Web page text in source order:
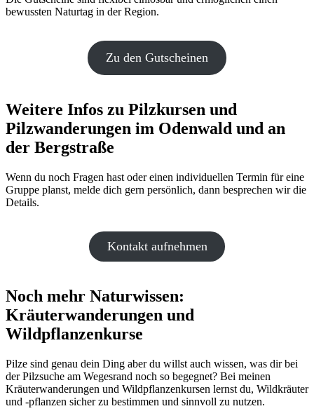
bewussten Naturtag in der Region.
Zu den Gutscheinen
Weitere Infos zu Pilzkursen und
Pilzwanderungen im Odenwald und an
der Bergstraße
Wenn du noch Fragen hast oder einen individuellen Termin für eine
Gruppe planst, melde dich gern persönlich, dann besprechen wir die
Details.
Kontakt aufnehmen
Noch mehr Naturwissen:
Kräuterwanderungen und
Wildpflanzenkurse
Pilze sind genau dein Ding aber du willst auch wissen, was dir bei
der Pilzsuche am Wegesrand noch so begegnet? Bei meinen
Kräuterwanderungen und Wildpflanzenkursen lernst du, Wildkräuter
und -pflanzen sicher zu bestimmen und sinnvoll zu nutzen.